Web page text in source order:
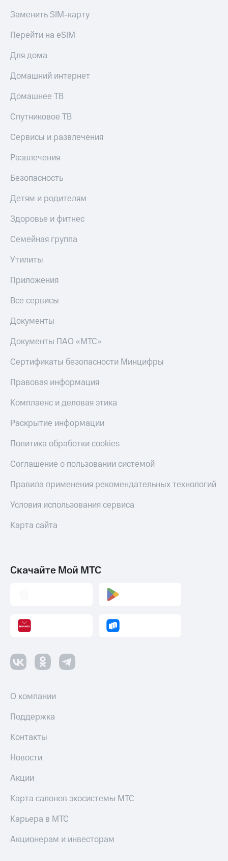
Заменить SIM-карту
Перейти на eSIM
Для дома
Домашний интернет
Домашнее ТВ
Спутниковое ТВ
Сервисы и развлечения
Развлечения
Безопасность
Детям и родителям
Здоровье и фитнес
Семейная группа
Утилиты
Приложения
Все сервисы
Документы
Документы ПАО «МТС»
Сертификаты безопасности Минцифры
Правовая информация
Комплаенс и деловая этика
Раскрытие информации
Политика обработки cookies
Соглашение о пользовании системой
Правила применения рекомендательных технологий
Условия использования сервиса
Карта сайта
Скачайте Мой МТС
О компании
Поддержка
Контакты
Новости
Акции
Карта салонов экосистемы МТС
Карьера в МТС
Акционерам и инвесторам